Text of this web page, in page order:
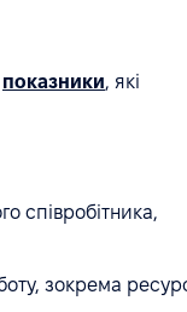
показники, які
співробітника,
зокрема